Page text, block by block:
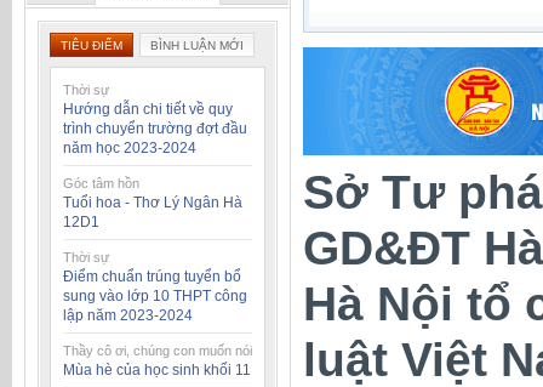
TIÊU ĐIỂM BÌNH LUẬN MỚI
Thời sự
Hướng dẫn chi tiết về quy
trình chuyển trường đợt đầu
năm học 2023-2024
Góc tâm hồn
Tuổi hoa - Thơ Lý Ngân Hà
12D1
Thời sự
Điểm chuẩn trúng tuyển bổ
sung vào lớp 10 THPT công
lập năm 2023-2024
Thầy cô ơi, chúng con muốn nói
Mùa hè của học sinh khối 11
Sở Tư
GD&ĐT
Hà Nội tổ
luật Việt